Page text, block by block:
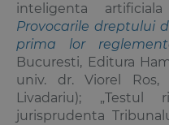
inteligenta
Provocarile dreptului
prima lor
Bucuresti, Editura
univ. dr. Viorel Ros,
Livadariu);
jurisprudenta